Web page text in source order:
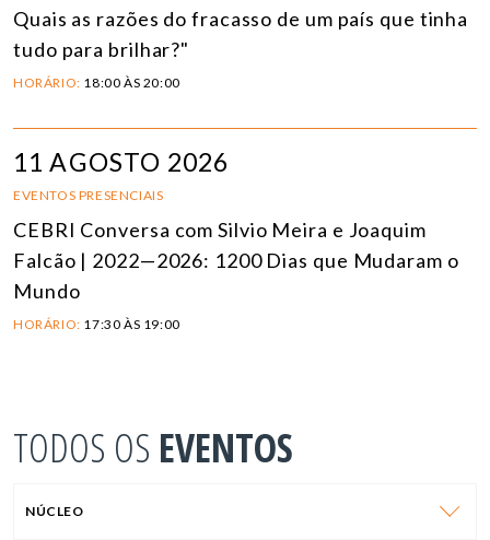
Quais as razões do fracasso de um país que tinha
tudo para brilhar?"
HORÁRIO: 18:00 ÀS 20:00
11 AGOSTO 2026
EVENTOS PRESENCIAIS
CEBRI Conversa com Silvio Meira e Joaquim
Falcão | 2022—2026: 1200 Dias que Mudaram o
Mundo
HORÁRIO: 17:30 ÀS 19:00
TODOS OS EVENTOS
NÚCLEO